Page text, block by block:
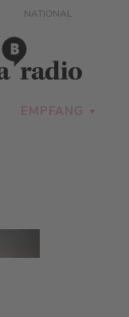
NATIONAL
EMPFANG